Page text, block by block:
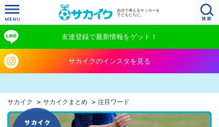
自分で考えるサッカーを
子どもたちに。
友達登録で最新情報をゲット！
サカイクのインスタを見る
サカイク サカイクまとめ 注目ワード